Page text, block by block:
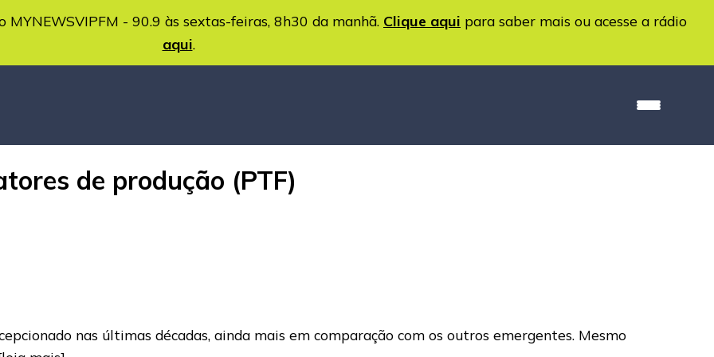
MYNEWSVIPFM - 90.9 às sextas-feiras, 8h30 da manhã. Clique aqui para saber mais ou acesse a rádio
aqui.
de produção (PTF)
nas últimas décadas, ainda mais em comparação com os outros emergentes. Mesmo